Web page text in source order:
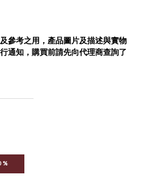
參考之用，產品圖片及描述與實物
通知，購買前請先向代理商查詢了